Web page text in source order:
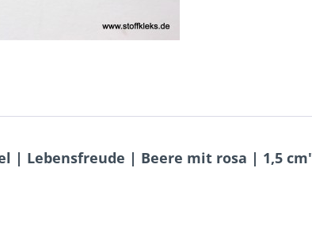
| Lebensfreude | Beere mit rosa | 1,5